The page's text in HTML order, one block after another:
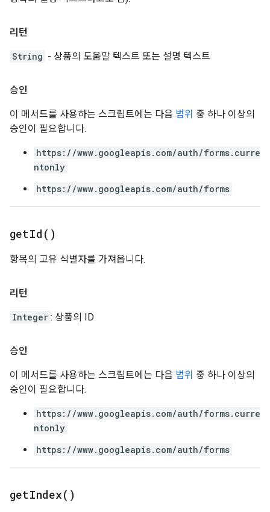
리턴
String - 상품의 도움말 텍스트 또는 설명 텍스트
승인
이 메서드를 사용하는 스크립트에는 다음 범위 중 하나 이상의
승인이 필요합니다.
https://www.googleapis.com/auth/forms.curre
ntonly
https://www.googleapis.com/auth/forms
getId( )
항목의 고유 식별자를 가져옵니다.
리턴
Integer : 상품의 ID
승인
이 메서드를 사용하는 스크립트에는 다음 범위 중 하나 이상의
승인이 필요합니다.
https://www.googleapis.com/auth/forms.curre
ntonly
https://www.googleapis.com/auth/forms
getIndex( )